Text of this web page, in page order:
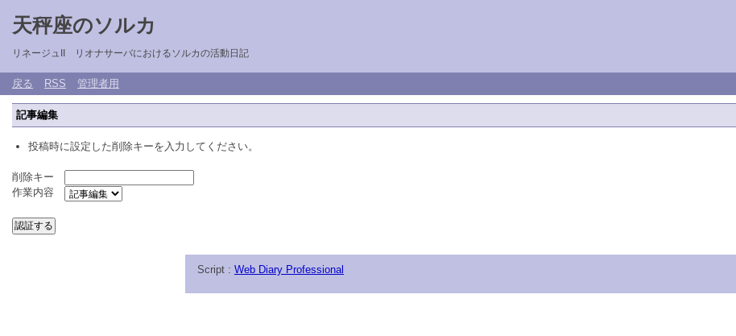
天秤座のソルカ
リネージュII リオナサーバにおけるソルカの活動日記
戻る RSS 管理者用
記事編集
投稿時に設定した削除キーを入力してください。
削除キー
作業内容
Script : Web Diary Professional